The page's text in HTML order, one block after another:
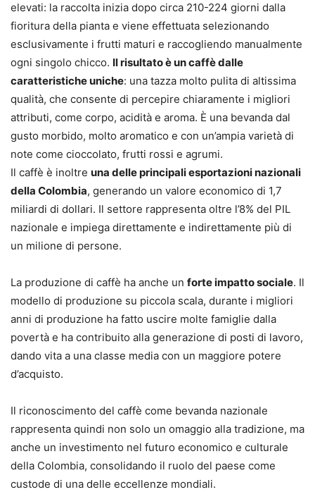
elevati: la raccolta inizia dopo circa 210-224 giorni dalla
fioritura della pianta e viene effettuata selezionando
esclusivamente i frutti maturi e raccogliendo manualmente
ogni singolo chicco. Il risultato è un caffè dalle
caratteristiche uniche: una tazza molto pulita di altissima
qualità, che consente di percepire chiaramente i migliori
attributi, come corpo, acidità e aroma. È una bevanda dal
gusto morbido, molto aromatico e con un’ampia varietà di
note come cioccolato, frutti rossi e agrumi.
Il caffè è inoltre una delle principali esportazioni nazionali
della Colombia, generando un valore economico di 1,7
miliardi di dollari. Il settore rappresenta oltre l’8% del PIL
nazionale e impiega direttamente e indirettamente più di
un milione di persone.
La produzione di caffè ha anche un forte impatto sociale. Il
modello di produzione su piccola scala, durante i migliori
anni di produzione ha fatto uscire molte famiglie dalla
povertà e ha contribuito alla generazione di posti di lavoro,
dando vita a una classe media con un maggiore potere
d’acquisto.
Il riconoscimento del caffè come bevanda nazionale
rappresenta quindi non solo un omaggio alla tradizione, ma
anche un investimento nel futuro economico e culturale
della Colombia, consolidando il ruolo del paese come
custode di una delle eccellenze mondiali.